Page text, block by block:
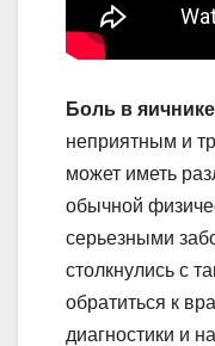
Боль в
неприятным и
может иметь
обычной
серьезными
столкнулись с
обратиться к
диагностики и